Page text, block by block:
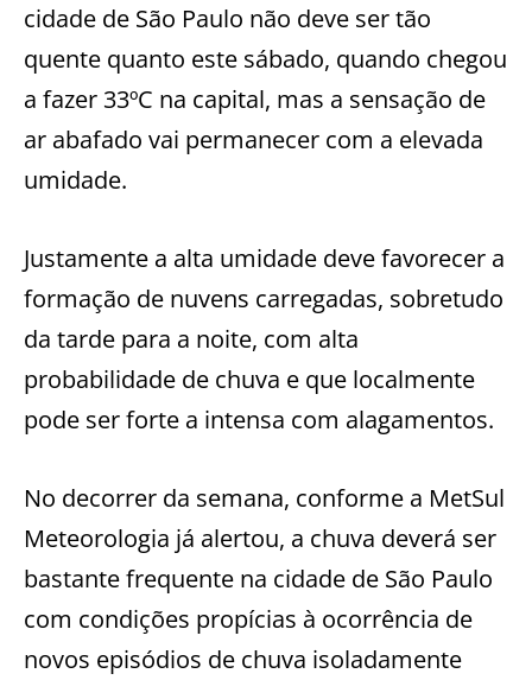
cidade de São Paulo não deve ser tão
quente quanto este sábado, quando chegou
a fazer 33ºC na capital, mas a sensação de
ar abafado vai permanecer com a elevada
umidade.
Justamente a alta umidade deve favorecer a
formação de nuvens carregadas, sobretudo
da tarde para a noite, com alta
probabilidade de chuva e que localmente
pode ser forte a intensa com alagamentos.
No decorrer da semana, conforme a MetSul
Meteorologia já alertou, a chuva deverá ser
bastante frequente na cidade de São Paulo
com condições propícias à ocorrência de
novos episódios de chuva isoladamente